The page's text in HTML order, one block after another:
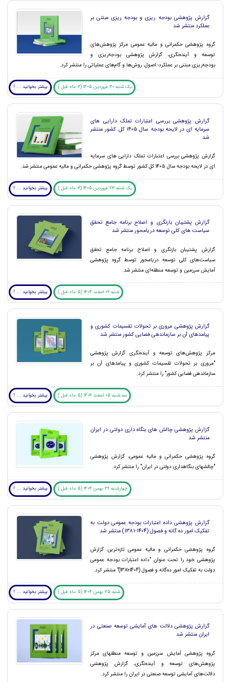
گزارش پژوهشی بودجه ریزی و بودجه ریزی مبتنی بر
عملکرد منتشر شد
گروه پژوهشی حکمرانی و مالیه عمومی مرکز پژوهش‌های
توسعه و آینده‌نگری، گزارش پژوهشی بودجه‌ریزی و
بودجه‌ریزی مبتنی بر عملکرد؛ اصول،‌ روش‌ها و گام‌های عملیاتی را منتشر کرد.
یک شنبه 30 فروردین 1405 (3 ماه قبل ) بیشتر بخوانید ... !
گزارش پژوهشی بررسی اعتبارات تملک دارایی های
سرمایه ای در لایحه بودجه سال ۱۴۰۵ کل کشور منتشر
شد
گزارش پژوهشی بررسی اعتبارات تملک دارایی ‏های سرمایه
‏ای در لایحه بودجه سال ۱۴۰۵ کل کشور توسط گروه پژوهشی حکمرانی و مالیه عمومی منتشر شد.
یک شنبه 23 فروردین 1405 (3 ماه قبل ) بیشتر بخوانید ... !
گزارش پشتیبان بازنگری و اصلاح برنامه جامع تحقق
سیاست های کلی توسعه دریامحور منتشر شد
گزارش پشتیبان بازنگری و اصلاح برنامه جامع تحقق
سیاست‌های کلی توسعه دریامحور توسط گروه پژوهشی
آمایش سرزمین و توسعه منطقه‌ای منتشر شد.
شنبه 09 اسفند 1404 (5 ماه قبل ) بیشتر بخوانید ... !
گزارش پژوهشی مروری بر تحولات تقسیمات کشوری و
پیامدهای آن بر سازماندهی فضایی کشور منتشر شد
مرکز پژوهش‌های توسعه و آینده‌نگری گزارش پژوهشی
"مروری بر تحولات تقسیمات کشوری و پیامدهای آن بر
سازماندهی فضایی کشور" را منتشر کرد.
سه شنبه 05 اسفند 1404 (5 ماه قبل ) بیشتر بخوانید ... !
گزارش پژوهشی چالش های بنگاه داری دولتی در ایران
منتشر شد
گروه پژوهشی حکمرانی و مالیه عمومی، گزارش پژوهشی
"چالش‏های بنگاه‏داری دولتی در ایران" را منتشر کرد.
چهارشنبه 29 بهمن 1404 (5 ماه قبل ) بیشتر بخوانید ... !
گزارش پژوهشی داده اعتبارات بودجه عمومی دولت به
تفکیک امور ده گانه و فصول (1404-1381) منتشر شد
گروه پژوهشی حکمرانی و مالیه عمومی تازه‌ترین گزارش
پژوهشی خود را تحت عنوان "داده اعتبارات بودجه عمومی
دولت به تفکیک امور ده‌گانه و فصول (1404-1381)" منتشر کرد.
شنبه 25 بهمن 1404 (5 ماه قبل ) بیشتر بخوانید ... !
گزارش پژوهشی دلالت های آمایشی توسعه صنعتی در
ایران منتشر شد
گروه پژوهشی آمایش سرزمین و توسعه منطقهای مرکز
پژوهش‌های توسعه و آینده‌نگری، گزارش پژوهشی
دلالت‌های آمایشی توسعه صنعتی در ایران را منتشر کرد.